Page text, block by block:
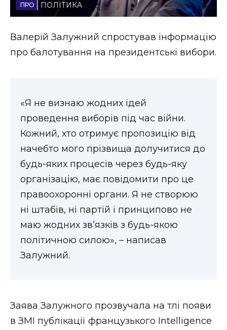
Стиль життя
Втрачений Ужгород (відеоверсія)
ЗАКАРПАТСЬКІ НОВИНИ
НОВИНИ ЗАХІДНОЇ УКРАЇНИ
ФОТО
ВІДЕО
ПОЛІТИКА
Валерій Залужний спростував інформацію
про балотування на президентські вибори.
«Я не визнаю жодних ідей
проведення виборів під час війни.
Кожний, хто отримує пропозицію від
начебто мого прізвища долучитися до
будь-яких процесів через будь-яку
організацію, має повідомити про це
правоохоронні органи. Я не створюю
ні штабів, ні партій і принципово не
маю жодних звʼязків з будь-якою
політичною силою», – написав
Залужний.
Заява Залужного прозвучала на тлі появи
в ЗМІ публікації французького Intelligence